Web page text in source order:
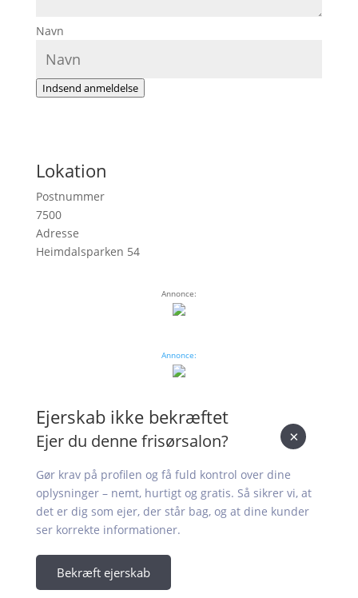
Navn
Indsend anmeldelse
Lokation
Postnummer
7500
Adresse
Heimdalsparken 54
Annonce:
Annonce:
Ejerskab ikke bekræftet
Ejer du denne frisørsalon?
Gør krav på profilen og få fuld kontrol over dine
oplysninger – nemt, hurtigt og gratis. Så sikrer vi, at
det er dig som ejer, der står bag, og at dine kunder
ser korrekte informationer.
Bekræft ejerskab
×